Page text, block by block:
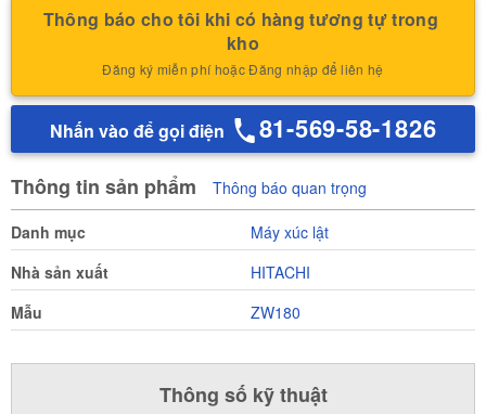
Thông báo cho tôi khi có hàng tương tự trong
kho
Đăng ký miễn phí hoặc Đăng nhập để liên hệ
Nhấn vào để gọi điện 81-569-58-1826
Thông tin sản phẩm Thông báo quan trọng
Danh mục
Máy xúc lật
Nhà sản xuất
HITACHI
Mẫu
ZW180
Thông số kỹ thuật